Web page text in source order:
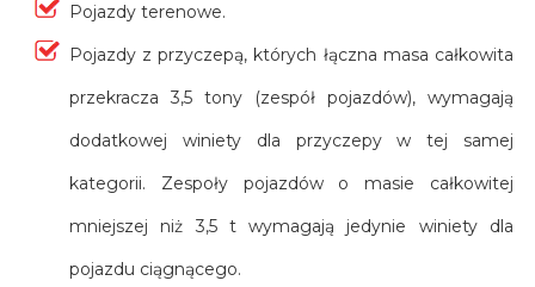
Pojazdy terenowe.
Pojazdy z przyczepą, których łączna masa całkowita
przekracza 3,5 tony (zespół pojazdów), wymagają
dodatkowej winiety dla przyczepy w tej samej
kategorii. Zespoły pojazdów o masie całkowitej
mniejszej niż 3,5 t wymagają jedynie winiety dla
pojazdu ciągnącego.